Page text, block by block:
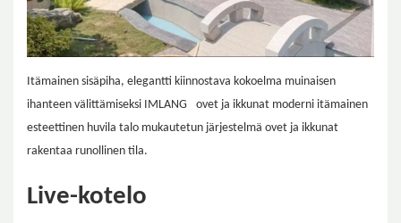
Itämainen sisäpiha, elegantti kiinnostava kokoelma muinaisen
ihanteen välittämiseksi IMLANG
ovet ja ikkunat moderni itämainen
esteettinen huvila talo mukautetun järjestelmä ovet ja ikkunat
rakentaa runollinen tila.
Live-kotelo